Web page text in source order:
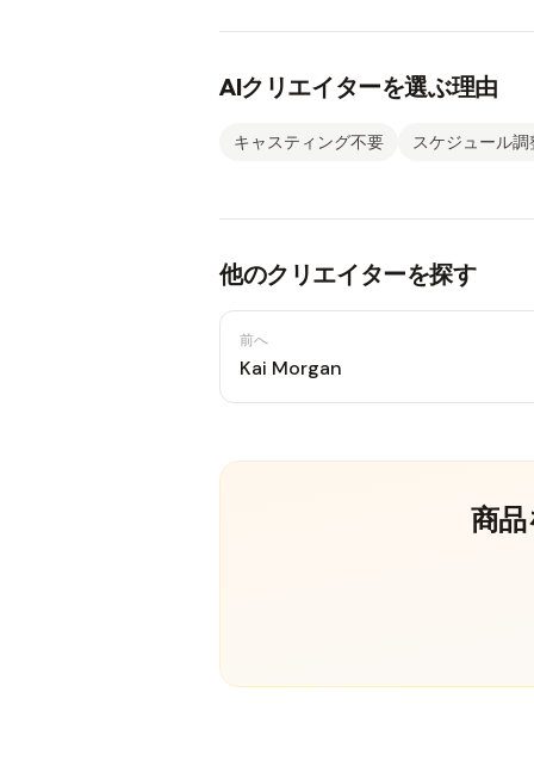
AIクリエイターを選ぶ理由
キャスティング不要 スケジュール調
他のクリエイターを探す
前へ
Kai Morgan
商